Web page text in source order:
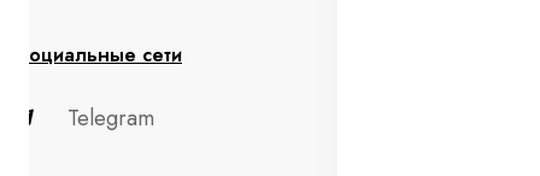
Социальные сети
Telegram